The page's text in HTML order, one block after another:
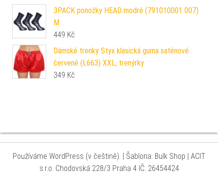
3PACK ponožky HEAD modré (791010001 007)
M
449 Kč
Dámské trenky Styx klasická guma saténové
červené (L663) XXL, trenýrky
349 Kč
Používáme WordPress (v češtině). Šablona: Bulk Shop
| ACIT
s.r.o. Chodovská 228/3 Praha 4 IČ: 26454424